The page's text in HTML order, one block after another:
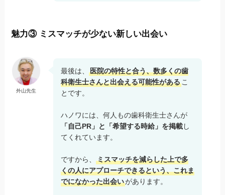
魅力③ ミスマッチが少ない新しい出会い
外山先生
最後は、
医院の特性と合う、数多くの歯
科衛生士さんと出会える可能性があるこ
とです。
ハノワには、何人もの歯科衛生士さんが
「自己PR」と「希望する時給」を掲載し
てくれています。
ですから、
ミスマッチを減らした上で多
くの人にアプローチできるという、これま
でになかった出会いがあります。